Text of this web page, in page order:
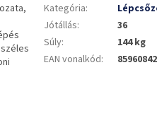
Kategória:
Jótállás:
36
Súly:
144 kg
EAN vonalkód: